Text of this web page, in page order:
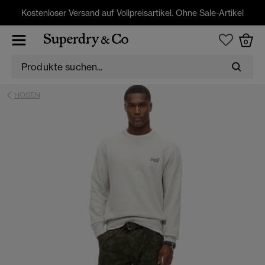
Kostenloser Versand auf Vollpreisartikel. Ohne Sale-Artikel
0
HOSEN